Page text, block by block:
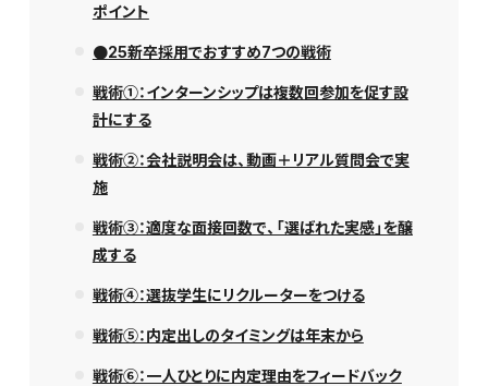
ポイント
●25新卒採用でおすすめ7つの戦術
戦術①：インターンシップは複数回参加を促す設
計にする
戦術②：会社説明会は、動画＋リアル質問会で実
施
戦術③：適度な面接回数で、「選ばれた実感」を醸
成する
戦術④：選抜学生にリクルーターをつける
戦術⑤：内定出しのタイミングは年末から
戦術⑥：一人ひとりに内定理由をフィードバック